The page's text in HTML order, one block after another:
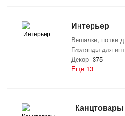
Интерьер
Вешалки, полки
Гирлянды для
Декор 375
Еще 13
Канцтовары